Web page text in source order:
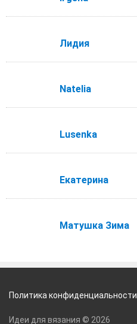
Лидия
Natelia
Lusenka
Екатерина
Матушка Зима
Политика конфиденциальности
Идеи для вязания © 2026